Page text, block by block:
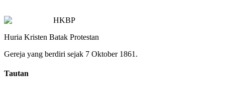
HKBP
Huria Kristen Batak Protestan
Gereja yang berdiri sejak 7 Oktober 1861.
Tautan